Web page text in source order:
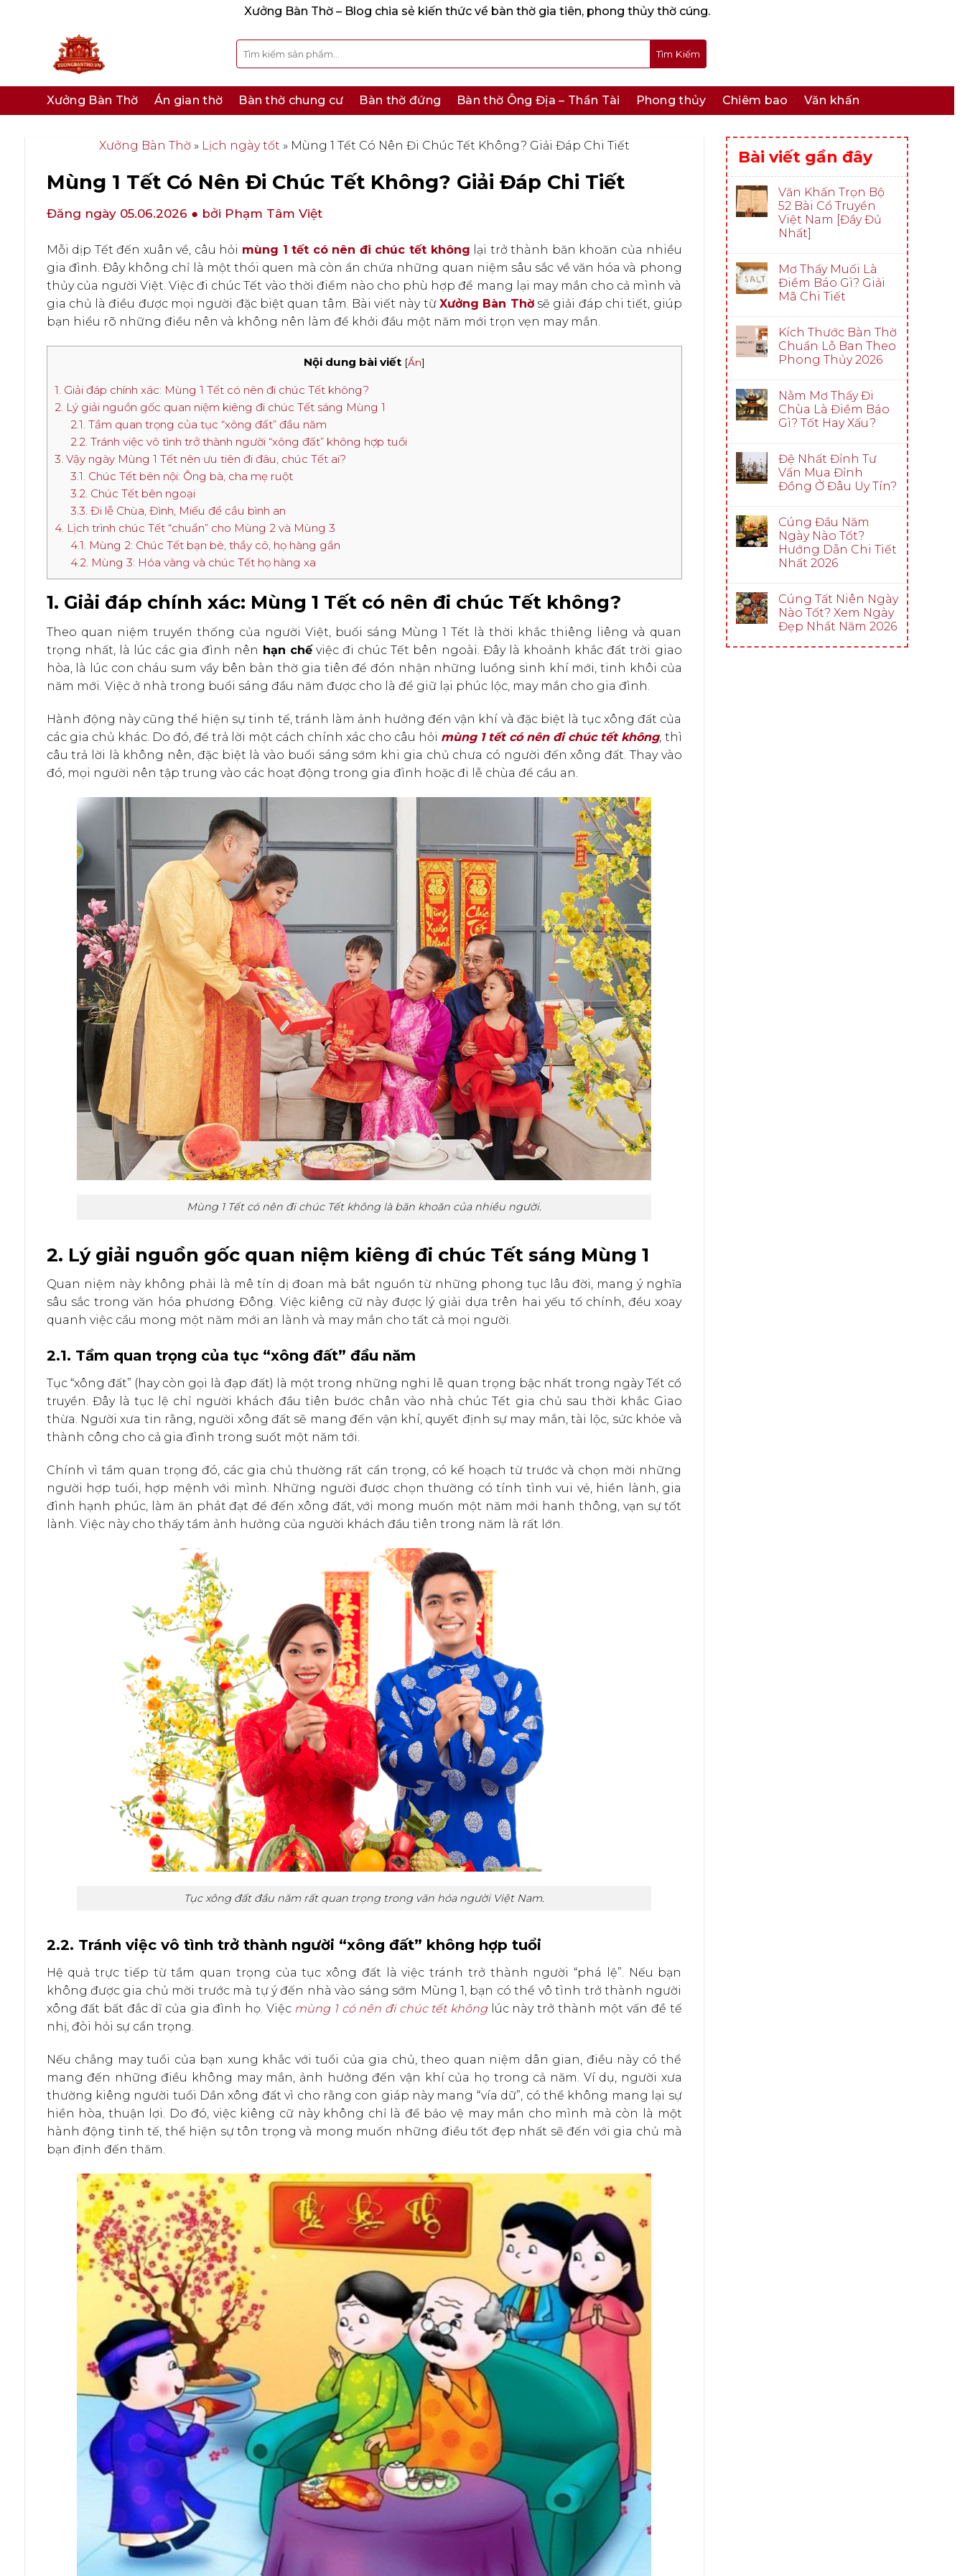
Xưởng Bàn Thờ – Blog chia sẻ kiến thức về bàn thờ gia tiên, phong thủy thờ cúng.
Tìm
kiếm:
Xưởng Bàn Thờ Án gian thờ Bàn thờ chung cư Bàn thờ đứng Bàn thờ Ông Địa – Thần Tài Phong thủy Chiêm bao Văn khấn
Xưởng Bàn Thờ » Lịch ngày tốt » Mùng 1 Tết Có Nên Đi Chúc Tết Không? Giải Đáp Chi Tiết
Mùng 1 Tết Có Nên Đi Chúc Tết Không? Giải Đáp Chi Tiết
Đăng ngày 05.06.2026 ● bởi Phạm Tâm Việt
Mỗi dịp Tết đến xuân về, câu hỏi mùng 1 tết có nên đi chúc tết không lại trở thành băn khoăn của nhiều
gia đình. Đây không chỉ là một thói quen mà còn ẩn chứa những quan niệm sâu sắc về văn hóa và phong
thủy của người Việt. Việc đi chúc Tết vào thời điểm nào cho phù hợp để mang lại may mắn cho cả mình và
gia chủ là điều được mọi người đặc biệt quan tâm. Bài viết này từXưởng Bàn Thờsẽ giải đáp chi tiết, giúp
bạn hiểu rõ những điều nên và không nên làm để khởi đầu một năm mới trọn vẹn may mắn.
Nội dung bài viết [Ẩn]
1. Giải đáp chính xác: Mùng 1 Tết có nên đi chúc Tết không?
2. Lý giải nguồn gốc quan niệm kiêng đi chúc Tết sáng Mùng 1
2.1. Tầm quan trọng của tục “xông đất” đầu năm
2.2. Tránh việc vô tình trở thành người “xông đất” không hợp tuổi
3. Vậy ngày Mùng 1 Tết nên ưu tiên đi đâu, chúc Tết ai?
3.1. Chúc Tết bên nội: Ông bà, cha mẹ ruột
3.2. Chúc Tết bên ngoại
3.3. Đi lễ Chùa, Đình, Miếu để cầu bình an
4. Lịch trình chúc Tết “chuẩn” cho Mùng 2 và Mùng 3
4.1. Mùng 2: Chúc Tết bạn bè, thầy cô, họ hàng gần
4.2. Mùng 3: Hóa vàng và chúc Tết họ hàng xa
1. Giải đáp chính xác: Mùng 1 Tết có nên đi chúc Tết không?
Theo quan niệm truyền thống của người Việt, buổi sáng Mùng 1 Tết là thời khắc thiêng liêng và quan
trọng nhất, là lúc các gia đình nên hạn chếviệc đi chúc Tết bên ngoài. Đây là khoảnh khắc đất trời giao
hòa, là lúc con cháu sum vầy bên bàn thờ gia tiên để đón nhận những luồng sinh khí mới, tinh khôi của
năm mới. Việc ở nhà trong buổi sáng đầu năm được cho là để giữ lại phúc lộc, may mắn cho gia đình.
Hành động này cũng thể hiện sự tinh tế, tránh làm ảnh hưởng đến vận khí và đặc biệt là tục xông đất của
các gia chủ khác. Do đó, để trả lời một cách chính xác cho câu hỏi mùng 1 tết có nên đi chúc tết không, thì
câu trả lời là không nên, đặc biệt là vào buổi sáng sớm khi gia chủ chưa có người đến xông đất. Thay vào
đó, mọi người nên tập trung vào các hoạt động trong gia đình hoặc đi lễ chùa để cầu an.
Mùng 1 Tết có nên đi chúc Tết không là băn khoăn của nhiều người.
2. Lý giải nguồn gốc quan niệm kiêng đi chúc Tết sáng Mùng 1
Quan niệm này không phải là mê tín dị đoan mà bắt nguồn từ những phong tục lâu đời, mang ý nghĩa
sâu sắc trong văn hóa phương Đông. Việc kiêng cữ này được lý giải dựa trên hai yếu tố chính, đều xoay
quanh việc cầu mong một năm mới an lành và may mắn cho tất cả mọi người.
2.1. Tầm quan trọng của tục “xông đất” đầu năm
Tục “xông đất” (hay còn gọi là đạp đất) là một trong những nghi lễ quan trọng bậc nhất trong ngày Tết cổ
truyền. Đây là tục lệ chỉ người khách đầu tiên bước chân vào nhà chúc Tết gia chủ sau thời khắc Giao
thừa. Người xưa tin rằng, người xông đất sẽ mang đến vận khí, quyết định sự may mắn, tài lộc, sức khỏe và
thành công cho cả gia đình trong suốt một năm tới.
Chính vì tầm quan trọng đó, các gia chủ thường rất cẩn trọng, có kế hoạch từ trước và chọn mời những
người hợp tuổi, hợp mệnh với mình. Những người được chọn thường có tính tình vui vẻ, hiền lành, gia
đình hạnh phúc, làm ăn phát đạt để đến xông đất, với mong muốn một năm mới hanh thông, vạn sự tốt
lành. Việc này cho thấy tầm ảnh hưởng của người khách đầu tiên trong năm là rất lớn.
Tục xông đất đầu năm rất quan trọng trong văn hóa người Việt Nam.
2.2. Tránh việc vô tình trở thành người “xông đất” không hợp tuổi
Hệ quả trực tiếp từ tầm quan trọng của tục xông đất là việc tránh trở thành người “phá lệ”. Nếu bạn
không được gia chủ mời trước mà tự ý đến nhà vào sáng sớm Mùng 1, bạn có thể vô tình trở thành người
xông đất bất đắc dĩ của gia đình họ. Việc mùng 1 có nên đi chúc tết khônglúc này trở thành một vấn đề tế
nhị, đòi hỏi sự cẩn trọng.
Nếu chẳng may tuổi của bạn xung khắc với tuổi của gia chủ, theo quan niệm dân gian, điều này có thể
mang đến những điều không may mắn, ảnh hưởng đến vận khí của họ trong cả năm. Ví dụ, người xưa
thường kiêng người tuổi Dần xông đất vì cho rằng con giáp này mang “vía dữ”, có thể không mang lại sự
hiền hòa, thuận lợi. Do đó, việc kiêng cữ này không chỉ là để bảo vệ may mắn cho mình mà còn là một
hành động tinh tế, thể hiện sự tôn trọng và mong muốn những điều tốt đẹp nhất sẽ đến với gia chủ mà
bạn định đến thăm.
Bài viết gần đây
Văn Khấn Trọn Bộ
52 Bài Cổ Truyền
Việt Nam [Đầy Đủ
Nhất]
Mơ Thấy Muối Là
Điềm Báo Gì? Giải
Mã Chi Tiết
Kích Thước Bàn Thờ
Chuẩn Lỗ Ban Theo
Phong Thủy 2026
Nằm Mơ Thấy Đi
Chùa Là Điềm Báo
Gì? Tốt Hay Xấu?
Đệ Nhất Đỉnh Tư
Vấn Mua Đỉnh
Đồng Ở Đâu Uy Tín?
Cúng Đầu Năm
Ngày Nào Tốt?
Hướng Dẫn Chi Tiết
Nhất 2026
Cúng Tất Niên Ngày
Nào Tốt? Xem Ngày
Đẹp Nhất Năm 2026